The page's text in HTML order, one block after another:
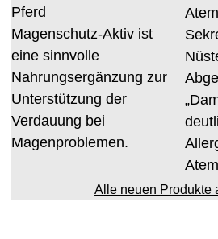
Pferd
Magenschutz-Aktiv ist
eine sinnvolle
Nahrungsergänzung zur
Unterstützung der
Verdauung bei
Magenproblemen.
Alle neuen Produkte